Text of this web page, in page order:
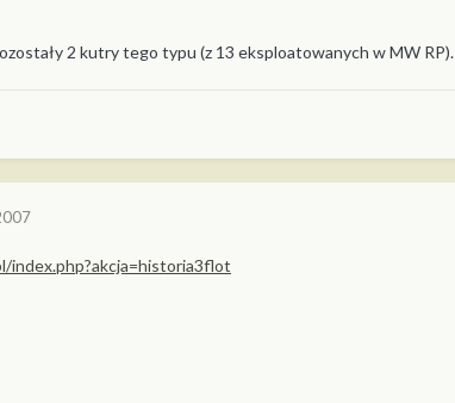
2 kutry tego typu (z 13 eksploatowanych w MW RP).
index.php?akcja=historia3flot